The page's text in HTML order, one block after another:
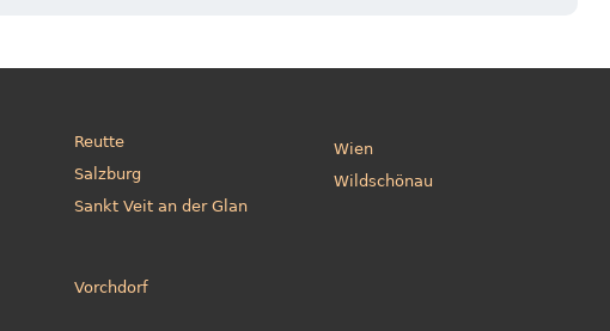
Reutte
Salzburg
Sankt Veit an der Glan
Wien
Wildschönau
Vorchdorf